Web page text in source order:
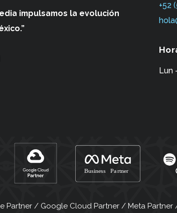
impulsamos la evolución
+52
Lun
Partner / Google Cloud Partner / Meta